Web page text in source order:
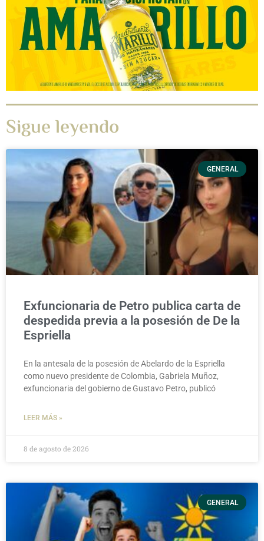
Sigue leyendo
GENERAL
Exfuncionaria de Petro publica carta de
despedida previa a la posesión de De la
Espriella
En la antesala de la posesión de Abelardo de la Espriella
como nuevo presidente de Colombia, Gabriela Muñoz,
exfuncionaria del gobierno de Gustavo Petro, publicó
LEER MÁS »
8 de agosto de 2026
GENERAL